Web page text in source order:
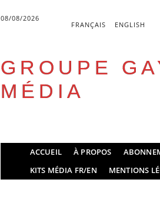
08/08/2026
FRANÇAIS ENGLISH
GROUPE
MÉDIA
Main menu
ACCUEIL À PROPOS
KITS MÉDIA FR/EN
MENTIONS